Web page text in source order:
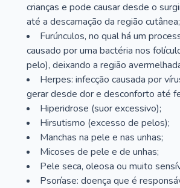
crianças e pode causar desde o
até a descamação da região cutânea;
Furúnculos, no qual há um
causado por uma bactéria nos
pelo), deixando a região
Herpes: infecção causada por
gerar desde dor e desconforto até
Hiperidrose (suor excessivo);
Hirsutismo (excesso de pelos);
Manchas na pele e nas unhas;
Micoses de pele e de unhas;
Pele seca, oleosa ou muito
Psoríase: doença que é